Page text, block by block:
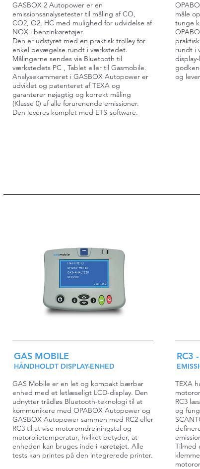
GASBOX 2 Autopower er en
emissionsanalysetester til måling af CO,
CO2, O2, HC med mulighed for udvidelse af
NOX i benzinkøretøjer.
Den er udstyret med en praktisk trolley for
enkel bevægelse rundt i værkstedet.
Målingerne sendes via Bluetooth til
værkstedets PC , Tablet eller til Gasmobile.
Analysekammeret i GASBOX Autopower er
udviklet og patenteret af TEXA og
garanterer nøjagtig og korrekt måling
(Klasse 0) af alle forurenende emissioner.
Den leveres komplet med ETS-software.
måle
tunge
rundt i
og
GAS MOBILE
HÅNDHOLDT DISPLAY-ENHED
GAS Mobile er en let og kompakt bærbar
enhed med et letlæseligt LCD-display. Den
udnytter trådløs Bluetooth-teknologi til at
kommunikere med OPABOX Autopower og
GASBOX Autopower sammen med RC2 eller
RC3 til at vise motoromdrejningstal og
motorolietemperatur, hvilket betyder, at
enheden kan bruges inde i køretøjet. Alle
tests kan printes på den integrerede printer.
RC3
TEXA
RC3
og
Tilmed